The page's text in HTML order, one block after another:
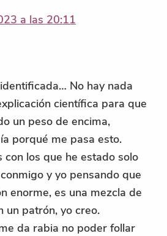
a las 20:11
No hay nada
científica para que
un peso de encima,
porqué me pasa esto.
con los que he estado solo
y yo pensando que
enorme, es una mezcla de
un patrón, yo creo.
da rabia no poder follar